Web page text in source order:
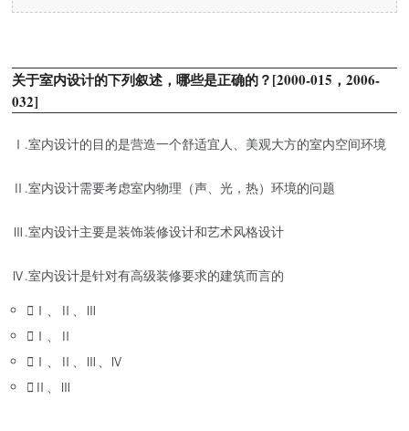
关于室内设计的下列叙述，哪些是正确的？[2000-015，2006-
032]
Ⅰ.室内设计的目的是营造一个舒适宜人、美观大方的室内空间环境
Ⅱ.室内设计需要考虑室内物理（声、光，热）环境的问题
Ⅲ.室内设计主要是装饰装修设计和艺术风格设计
Ⅳ.室内设计是针对有高级装修要求的建筑而言的
 Ⅰ、Ⅱ、Ⅲ
 Ⅰ、Ⅱ
 Ⅰ、Ⅱ、Ⅲ、Ⅳ
 Ⅱ、Ⅲ